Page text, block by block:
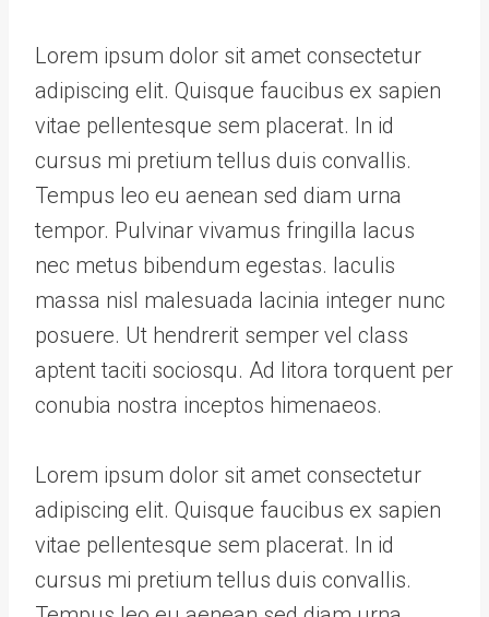
Lorem ipsum dolor sit amet consectetur
adipiscing elit. Quisque faucibus ex sapien
vitae pellentesque sem placerat. In id
cursus mi pretium tellus duis convallis.
Tempus leo eu aenean sed diam urna
tempor. Pulvinar vivamus fringilla lacus
nec metus bibendum egestas. Iaculis
massa nisl malesuada lacinia integer nunc
posuere. Ut hendrerit semper vel class
aptent taciti sociosqu. Ad litora torquent per
conubia nostra inceptos himenaeos.
Lorem ipsum dolor sit amet consectetur
adipiscing elit. Quisque faucibus ex sapien
vitae pellentesque sem placerat. In id
cursus mi pretium tellus duis convallis.